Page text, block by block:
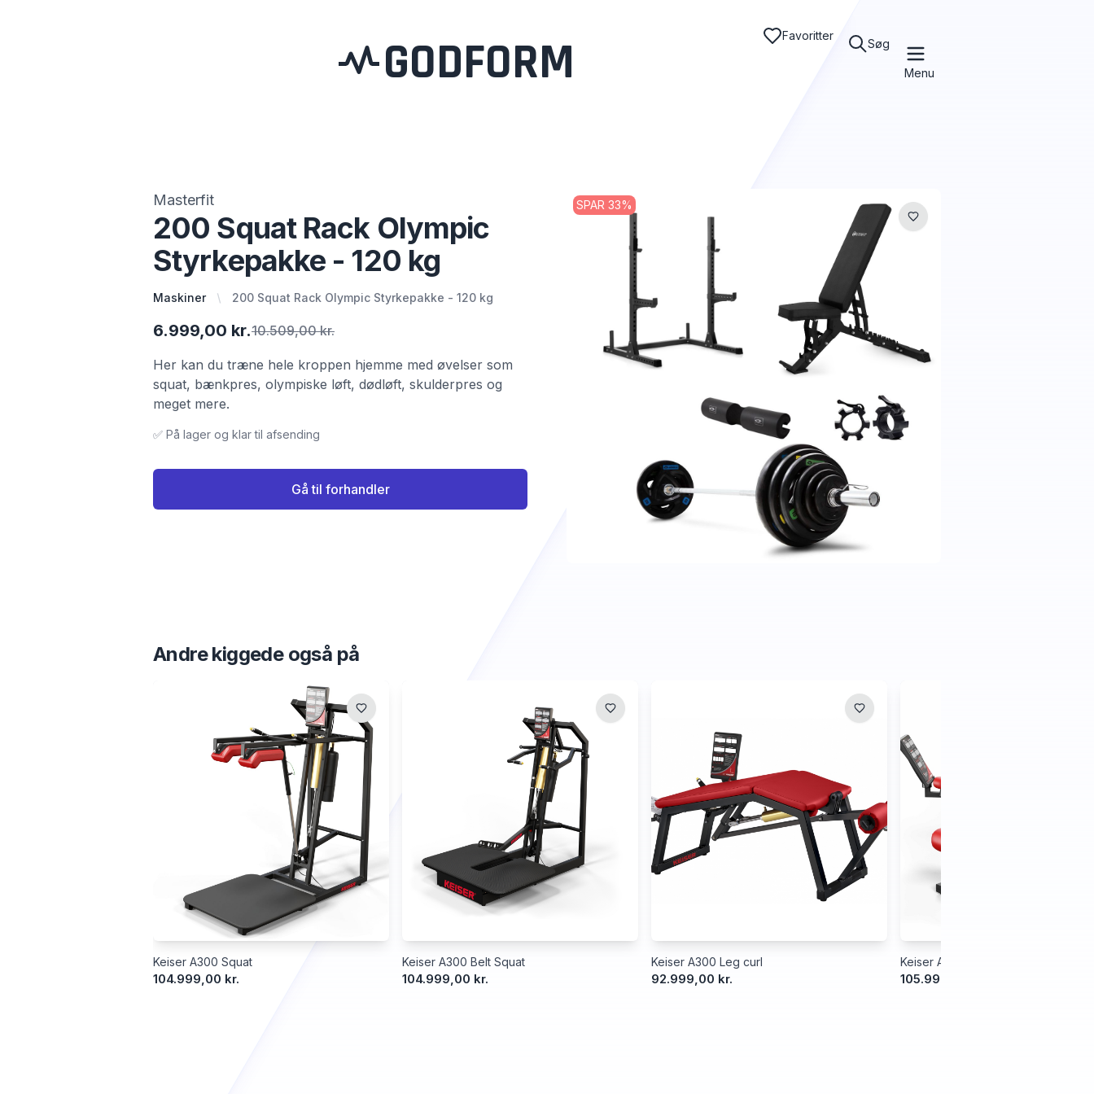
GODFORM Favoritter
Søg
Menu
Masterfit
200 Squat Rack Olympic
Styrkepakke - 120 kg
Maskiner 200 Squat Rack Olympic Styrkepakke - 120 kg
6.999,00 kr.10.509,00 kr.
Her kan du træne hele kroppen hjemme med øvelser som
squat, bænkpres, olympiske løft, dødløft, skulderpres og
meget mere.
✅ På lager og klar til afsending
Gå til forhandler
SPAR 33%
Andre kiggede også på
Keiser A300 Squat
104.999,00 kr.
Keiser A300 Belt Squat
104.999,00 kr.
Keiser A300 Leg curl
92.999,00 kr.
Keiser Air300 Leg Extension
105.999,00 kr.